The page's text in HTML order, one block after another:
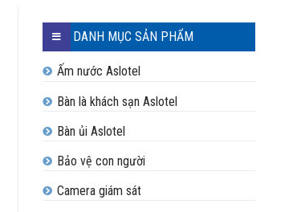
DANH MỤC SẢN PHẨM
Ấm nước Aslotel
Bàn là khách sạn Aslotel
Bàn ủi Aslotel
Bảo vệ con người
Camera giám sát